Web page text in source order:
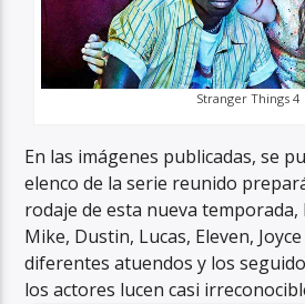
Stranger Things 4
En las imágenes publicadas, se
elenco de la serie reunido
rodaje de esta nueva
Mike, Dustin, Lucas, Eleven,
diferentes atuendos y los
los actores lucen casi